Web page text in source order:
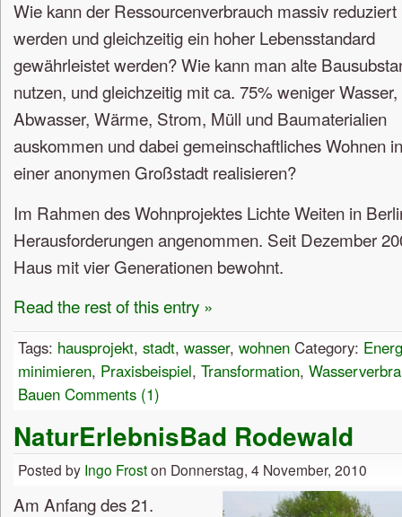
Wie kann der Ressourcenverbrauch massiv reduziert
werden und gleichzeitig ein hoher Lebensstandard
gewährleistet werden? Wie kann man alte
nutzen, und gleichzeitig mit ca. 75% weniger Wasser,
Abwasser, Wärme, Strom, Müll und Baumaterialien
auskommen und dabei gemeinschaftliches Wohnen in
einer anonymen Großstadt realisieren?
Im Rahmen des Wohnprojektes Lichte Weiten in
Herausforderungen angenommen. Seit Dezember
Haus mit vier Generationen bewohnt.
Read the rest of this entry »
Tags: hausprojekt, stadt, wasser, wohnen Category:
minimieren, Praxisbeispiel, Transformation,
Bauen Comments (1)
NaturErlebnisBad Rodewald
Posted by Ingo Froston Donnerstag, 4 November, 2010
Am Anfang des 21.